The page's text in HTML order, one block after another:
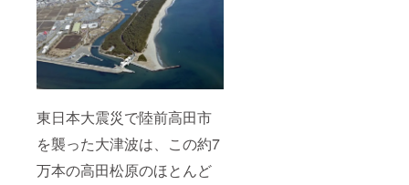
東日本大震災で陸前高田市
を襲った大津波は、この約7
万本の高田松原のほとんど